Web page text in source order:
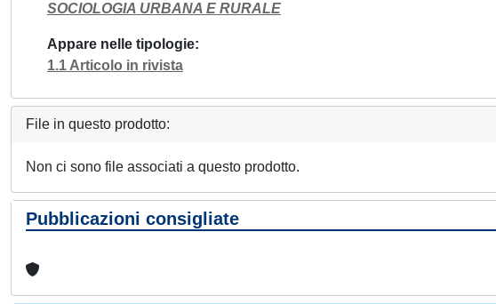
SOCIOLOGIA URBANA E RURALE
Appare nelle tipologie
1.1 Articolo in rivista
File in questo prodotto:
Non ci sono file associati a questo prodotto.
Pubblicazioni consigliate